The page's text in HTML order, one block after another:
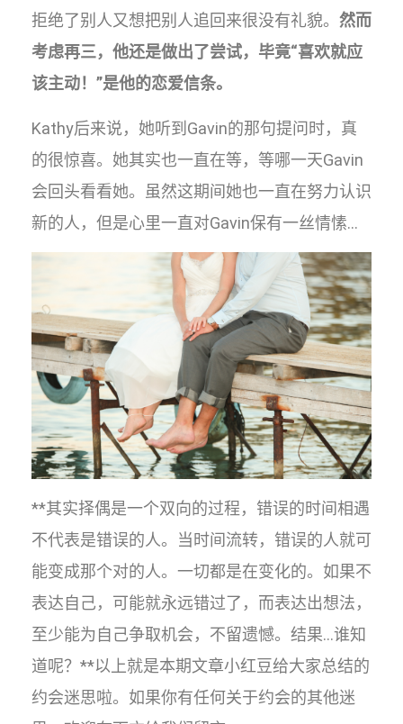
拒绝了别人又想把别人追回来很没有礼貌。 然而
考虑再三，他还是做出了尝试，毕竟“喜欢就应
该主动！”是他的恋爱信条。
Kathy后来说，她听到Gavin的那句提问时，真
的很惊喜。她其实也一直在等，等哪一天Gavin
会回头看看她。虽然这期间她也一直在努力认识
新的人，但是心里一直对Gavin保有一丝情愫…
**其实择偶是一个双向的过程，错误的时间相遇
不代表是错误的人。当时间流转，错误的人就可
能变成那个对的人。一切都是在变化的。如果不
表达自己，可能就永远错过了，而表达出想法，
至少能为自己争取机会，不留遗憾。结果…谁知
道呢？**以上就是本期文章小红豆给大家总结的
约会迷思啦。如果你有任何关于约会的其他迷